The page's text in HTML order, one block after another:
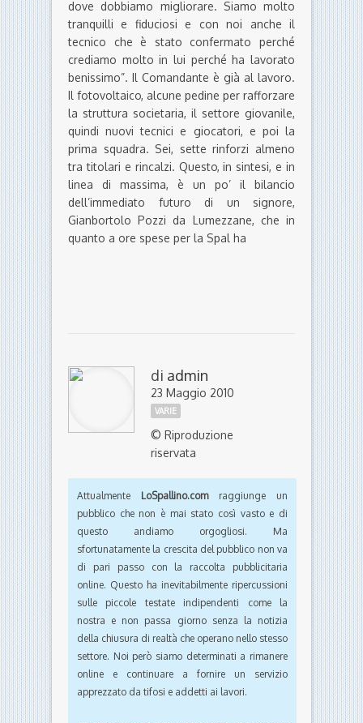
quindi nuovi tecnici e giocatori, e poi la
prima squadra. Sei, sette rinforzi almeno
tra titolari e rincalzi. Questo, in sintesi, e in
linea di massima, è un po’ il bilancio
dell’immediato futuro di un signore,
Gianbortolo Pozzi da Lumezzane, che in
quanto a ore spese per la Spal ha
Attualmente LoSpallino.com
pubblico che non è mai stato così vasto e di
questo andiamo orgogliosi. Ma
sfortunatamente la crescita del pubblico non va
di pari passo con la raccolta pubblicitaria
sulle piccole testate indipendenti come la
nostra e non passa giorno senza la notizia
della chiusura di realtà che operano nello stesso
settore. Noi però siamo determinati a rimanere
online e continuare a fornire un servizio
apprezzato da tifosi e addetti ai lavori.
Convinti di potercela fare sempre e comunque
con le nostre forze, non abbiamo mai chiesto un
supporto alla nostra comunità di lettori, nè
preso in considerazione di affidarci al modello
delle sottoscrizioni o del paywall. Se per te
l'informazione deLoSpallino.comha un valore,